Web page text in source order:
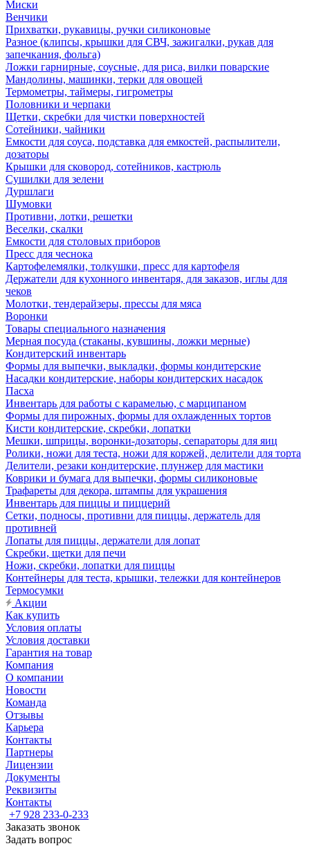
Миски
Венчики
Прихватки, рукавицы, ручки силиконовые
Разное (клипсы, крышки для СВЧ, зажигалки, рукав для
запечкания, фольга)
Ложки гарнирные, соусные, для риса, вилки поварские
Мандолины, машинки, терки для овощей
Термометры, таймеры, гигрометры
Половники и черпаки
Щетки, скребки для чистки поверхностей
Сотейники, чайники
Емкости для соуса, подставка для емкостей, распылители,
дозаторы
Крышки для сковород, сотейников, кастрюль
Сушилки для зелени
Дуршлаги
Шумовки
Противни, лотки, решетки
Веселки, скалки
Емкости для столовых приборов
Пресс для чеснока
Картофелемялки, толкушки, пресс для картофеля
Держатели для кухонного инвентаря, для заказов, иглы для
чеков
Молотки, тендерайзеры, прессы для мяса
Воронки
Товары специального назначения
Мерная посуда (стаканы, кувшины, ложки мерные)
Кондитерский инвентарь
Формы для выпечки, выкладки, формы кондитерские
Насадки кондитерские, наборы кондитерских насадок
Пасха
Инвентарь для работы с карамелью, с марципаном
Формы для пирожных, формы для охлажденных тортов
Кисти кондитерские, скребки, лопатки
Мешки, шприцы, воронки-дозаторы, сепараторы для яиц
Ролики, ножи для теста, ножи для коржей, делители для торта
Делители, резаки кондитерские, плунжер для мастики
Коврики и бумага для выпечки, формы силиконовые
Трафареты для декора, штампы для украшения
Инвентарь для пиццы и пиццерий
Сетки, подносы, противни для пиццы, держатель для
противней
Лопаты для пиццы, держатели для лопат
Скребки, щетки для печи
Ножи, скребки, лопатки для пиццы
Контейнеры для теста, крышки, тележки для контейнеров
Термосумки
Акции
Как купить
Условия оплаты
Условия доставки
Гарантия на товар
Компания
О компании
Новости
Команда
Отзывы
Карьера
Контакты
Партнеры
Лицензии
Документы
Реквизиты
Контакты
+7 928 233-0-233
Заказать звонок
Задать вопрос